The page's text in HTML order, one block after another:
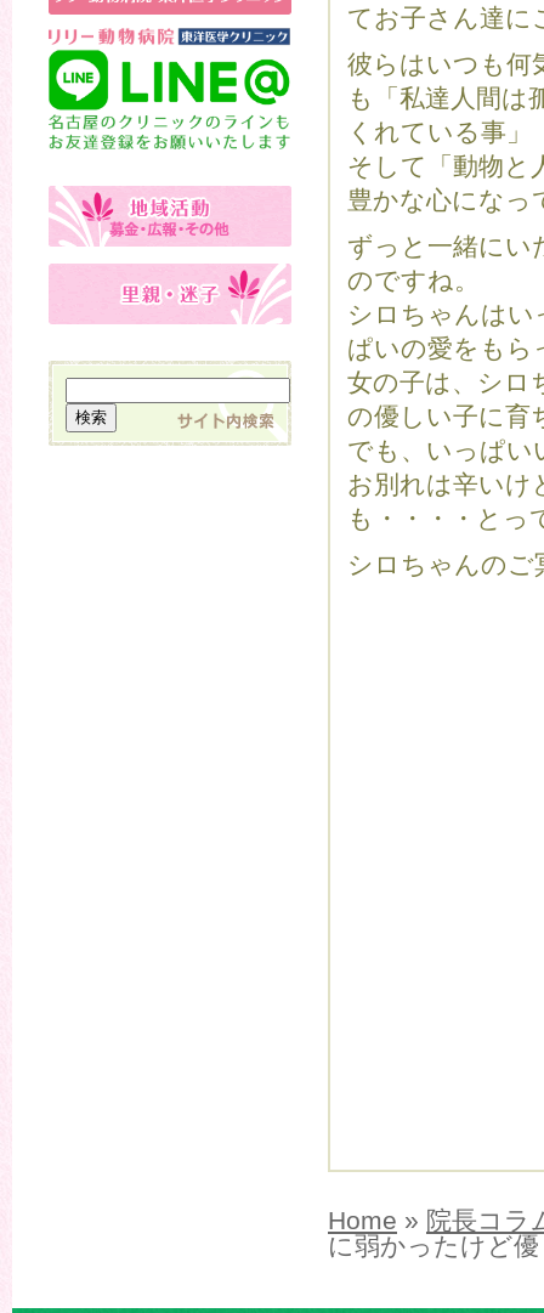
てお子さん達に
彼らはいつも何
も「私達人間は
くれている事」
そして「動物と
豊かな心になっ
ずっと一緒にい
のですね。
シロちゃんはい
ぱいの愛をもら
女の子は、シロ
の優しい子に育
でも、いっぱい
お別れは辛いけ
も・・・・と
シロちゃんのご
Home » 院長コラ
に弱かったけど